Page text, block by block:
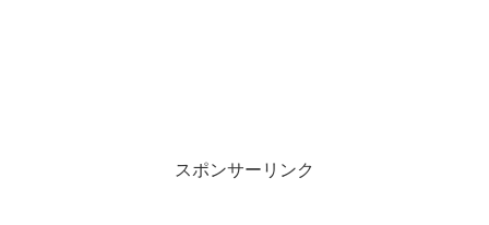
スポンサーリンク